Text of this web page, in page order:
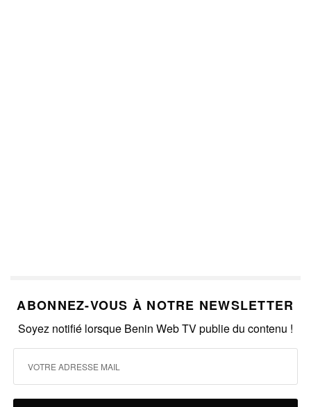
ABONNEZ-VOUS À NOTRE NEWSLETTER
Soyez notifié lorsque Benin Web TV publie du contenu !